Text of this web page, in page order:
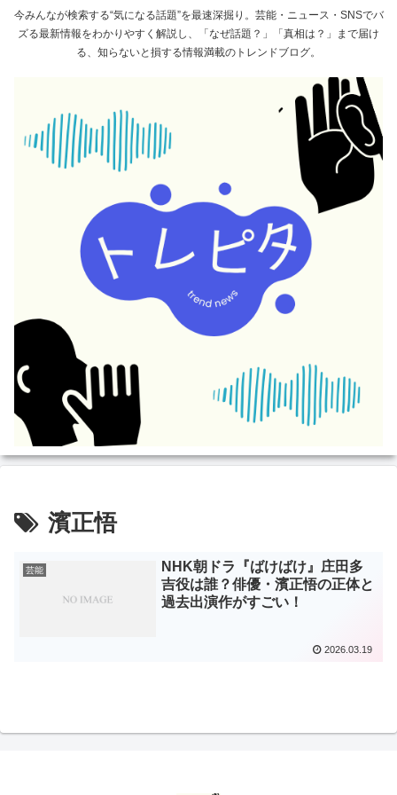
今みんなが検索する“気になる話題”を最速深掘り。芸能・ニュース・SNSでバ
ズる最新情報をわかりやすく解説し、「なぜ話題？」「真相は？」まで届け
る、知らないと損する情報満載のトレンドブログ。
濱正悟
芸能
NHK朝ドラ『ばけばけ』庄田多
吉役は誰？俳優・濱正悟の正体と
過去出演作がすごい！
2026.03.19